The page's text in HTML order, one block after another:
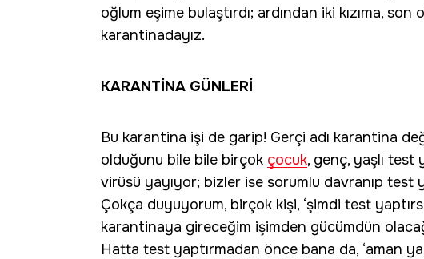
oğlum eşime bulaştırdı; ardından iki kızıma,
karantinadayız.
KARANTİNA GÜNLERİ
Bu karantina işi de garip! Gerçi adı karantina
olduğunu bile bile birçok çocuk, genç, yaşlı test
virüsü yayıyor; bizler ise sorumlu davranıp test
Çokça duyuyorum, birçok kişi, ‘şimdi test
karantinaya gireceğim işimden gücümdün
Hatta test yaptırmadan önce bana da, ‘aman